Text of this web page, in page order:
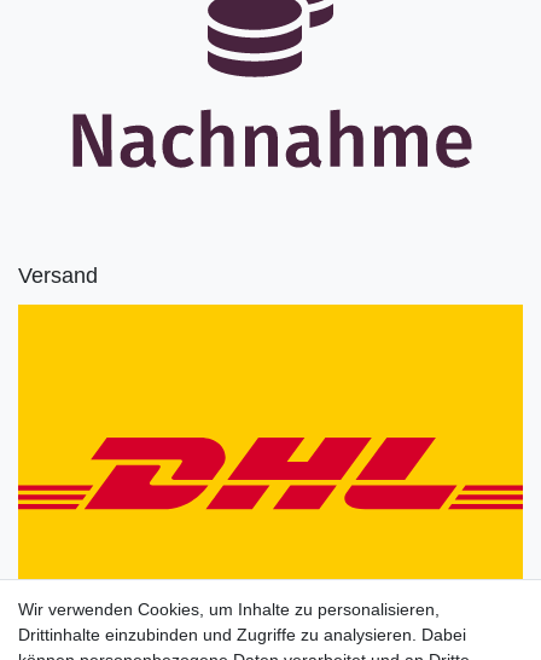
Versand
Wir verwenden Cookies, um Inhalte zu personalisieren,
Drittinhalte einzubinden und Zugriffe zu analysieren. Dabei